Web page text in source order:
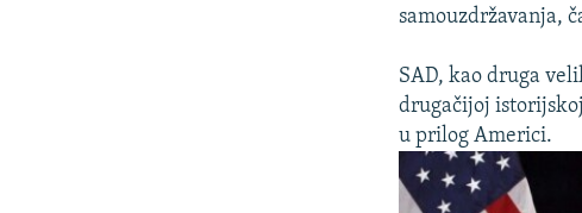
samouzdržavanja,
SAD, kao druga
drugačijoj
u prilog Americi.